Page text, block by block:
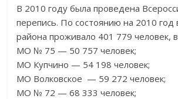
В 2010 году была проведена
перепись. По состоянию на 2010 год
района проживало 401 779 человек,
МО № 75 — 50 757 человек;
МО Купчино — 54 198 человек;
МО Волковское — 59 272 человек;
МО № 72 — 68 333 человек;